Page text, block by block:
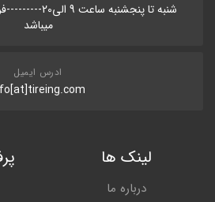
شنبه تا
میباشد
ادرس ایمیل
لینک ها
درباره ما